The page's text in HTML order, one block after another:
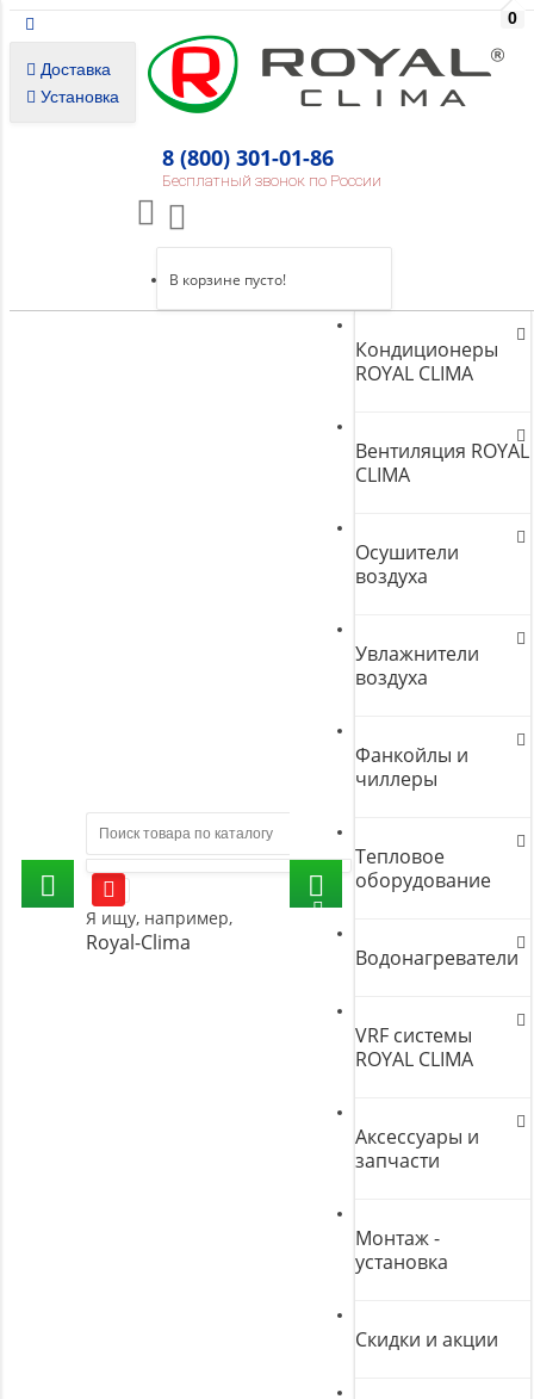
Доставка
Установка
8 (800) 301-01-86
Бесплатный звонок по России
0
В корзине пусто!
Я ищу, например,
Royal-Clima
Кондиционеры
ROYAL CLIMA
Вентиляция ROYAL
CLIMA
Осушители
воздуха
Увлажнители
воздуха
Фанкойлы и
чиллеры
Тепловое
оборудование
Водонагреватели
VRF системы
ROYAL CLIMA
Аксессуары и
запчасти
Монтаж -
установка
Скидки и акции